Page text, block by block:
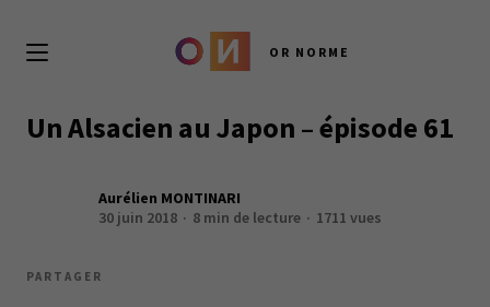
OR NORME
Un Alsacien au Japon – épisode 61
Aurélien MONTINARI
30 juin 2018
8 min de lecture 1711 vues
PARTAGER